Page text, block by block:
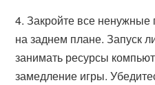
4. Закройте все
на заднем плане. Запуск
занимать ресурсы
замедление игры.